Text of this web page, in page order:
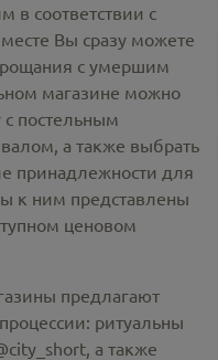
в соответствии с
Вы сразу можете
с умершим
магазине можно
с постельным
а также выбрать
принадлежности для
к ним представлены
ценовом
предлагают
ритуальны
а также